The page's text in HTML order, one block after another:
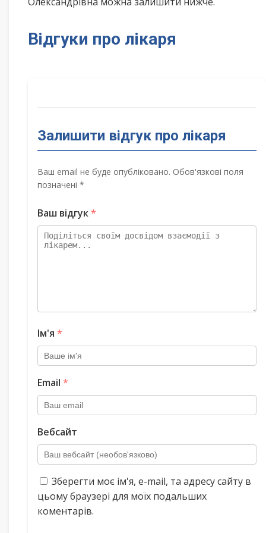
Відгуки про лікаря
Залишити відгук про лікаря
Ваш email не буде опубліковано. Обов'язкові поля
позначені *
Ваш відгук*
Ім'я *
Email *
Вебсайт
Зберегти моє ім'я, e-mail, та адресу сайту в
цьому браузері для моїх подальших
коментарів.